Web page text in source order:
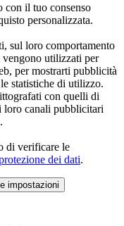
con il tuo consenso
personalizzata.
sul loro comportamento
utilizzati per
per mostrarti pubblicità
statistiche di utilizzo.
con quelli di
loro canali pubblicitari
di verificare le
dei dati.
impostazioni